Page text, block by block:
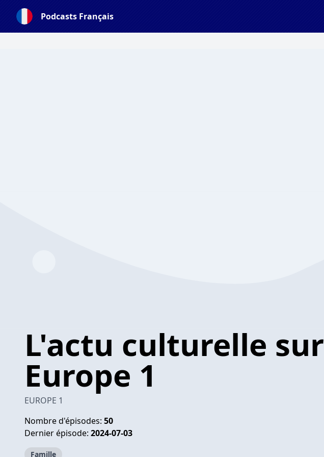
Podcasts Français
L'actu culturelle sur
Europe 1
EUROPE 1
Nombre d'épisodes: 50
Dernier épisode: 2024-07-03
Famille